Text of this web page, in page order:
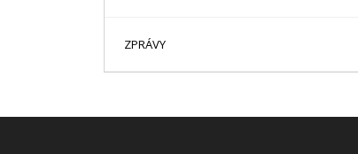
ZPRÁVY